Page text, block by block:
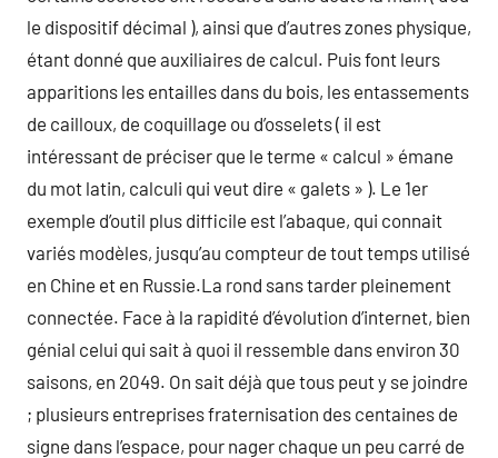
le dispositif décimal ), ainsi que d’autres zones physique,
étant donné que auxiliaires de calcul. Puis font leurs
apparitions les entailles dans du bois, les entassements
de cailloux, de coquillage ou d’osselets ( il est
intéressant de préciser que le terme « calcul » émane
du mot latin, calculi qui veut dire « galets » ). Le 1er
exemple d’outil plus difficile est l’abaque, qui connait
variés modèles, jusqu’au compteur de tout temps utilisé
en Chine et en Russie.La rond sans tarder pleinement
connectée. Face à la rapidité d’évolution d’internet, bien
génial celui qui sait à quoi il ressemble dans environ 30
saisons, en 2049. On sait déjà que tous peut y se joindre
; plusieurs entreprises fraternisation des centaines de
signe dans l’espace, pour nager chaque un peu carré de